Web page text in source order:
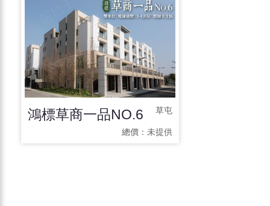
鴻標草商一品NO.6 草屯
總價： 未提供